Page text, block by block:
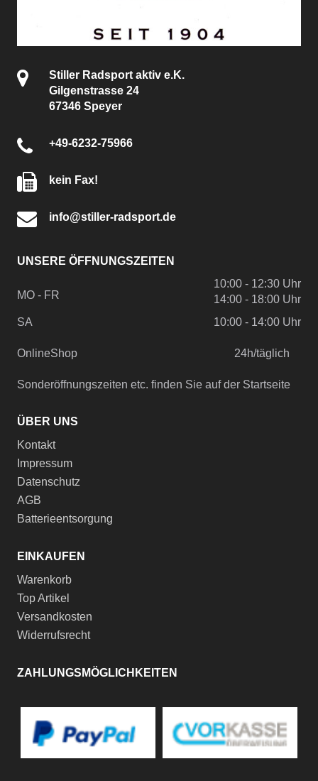
Stiller Radsport aktiv e.K.
Gilgenstrasse 24
67346 Speyer
+49-6232-75966
kein Fax!
info@stiller-radsport.de
UNSERE ÖFFNUNGSZEITEN
MO - FR
10:00 - 12:30 Uhr
14:00 - 18:00 Uhr
SA
10:00 - 14:00 Uhr
OnlineShop 24h/täglich
Sonderöffnungszeiten etc. finden Sie auf der Startseite
ÜBER UNS
Kontakt
Impressum
Datenschutz
AGB
Batterieentsorgung
EINKAUFEN
Warenkorb
Top Artikel
Versandkosten
Widerrufsrecht
ZAHLUNGSMÖGLICHKEITEN